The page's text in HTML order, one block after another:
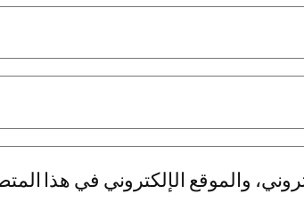
والموقع الإلكتروني في هذا